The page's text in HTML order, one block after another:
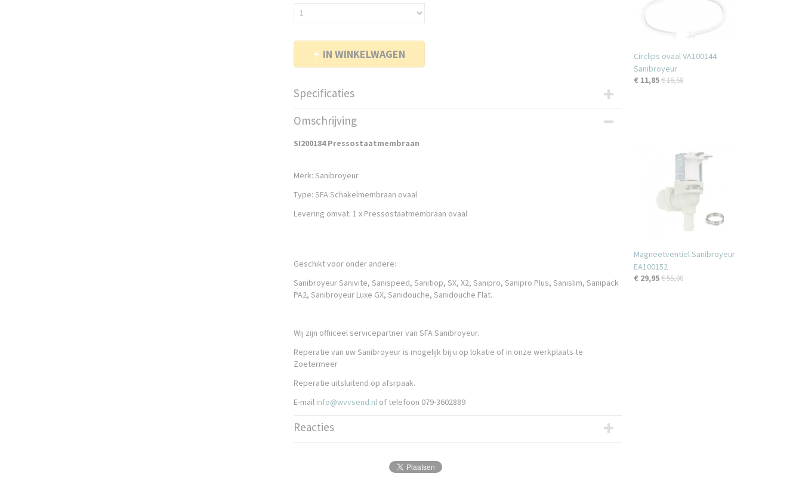
IN WINKELWAGEN
Specificaties
Bruto gewicht
Omschrijving
SI200184 Pressostaatmembraan
Merk: Sanibroyeur
Type: SFA Schakelmembraan ovaal
Levering omvat: 1 x Pressostaatmembraan ovaal
Geschikt voor onder andere:
Sanibroyeur Sanivite, Sanispeed, Sanitiop, SX, X2, Sanipro, Sanipro Plus, Sanislim, Sanipack
PA2, Sanibroyeur Luxe GX, Sanidouche, Sanidouche Flat.
Wij zijn offiiceel servicepartner van SFA Sanibroyeur.
Reperatie van uw Sanibroyeur is mogelijk bij u op lokatie of in onze werkplaats te
Zoetermeer
Reperatie uitsluitend op afsrpaak.
E-mail info@wvvsend.nl of telefoon 079-3602889
Reacties
Circlips ovaal VA100144
Sanibroyeur
€ 11,85€ 16,58
Magneetventiel Sanibroyeur
EA100152
€ 29,95€ 55,00